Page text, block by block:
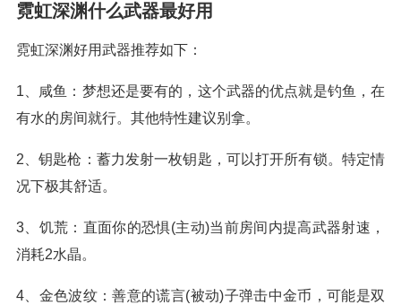
霓虹深渊什么武器最好用
霓虹深渊好用武器推荐如下：
1、咸鱼：梦想还是要有的，这个武器的优点就是钓鱼，在
有水的房间就行。其他特性建议别拿。
2、钥匙枪：蓄力发射一枚钥匙，可以打开所有锁。特定情
况下极其舒适。
3、饥荒：直面你的恐惧(主动)当前房间内提高武器射速，
消耗2水晶。
4、金色波纹：善意的谎言(被动)子弹击中金币，可能是双